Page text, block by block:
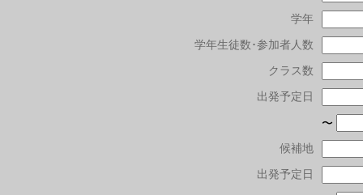
学年
学年生徒数･参加者人数
クラス数
出発予定日
〜
候補地
出発予定日